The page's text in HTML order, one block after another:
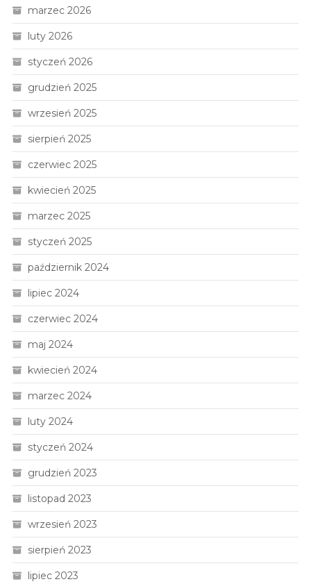
marzec 2026
luty 2026
styczeń 2026
grudzień 2025
wrzesień 2025
sierpień 2025
czerwiec 2025
kwiecień 2025
marzec 2025
styczeń 2025
październik 2024
lipiec 2024
czerwiec 2024
maj 2024
kwiecień 2024
marzec 2024
luty 2024
styczeń 2024
grudzień 2023
listopad 2023
wrzesień 2023
sierpień 2023
lipiec 2023